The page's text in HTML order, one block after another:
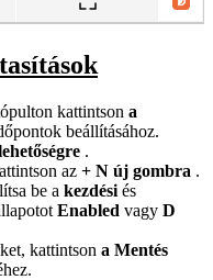
kattintson a
beállításához.
.
az + N új gombra .
be a kezdési és
Enabled vagy D
kattintson a Mentés